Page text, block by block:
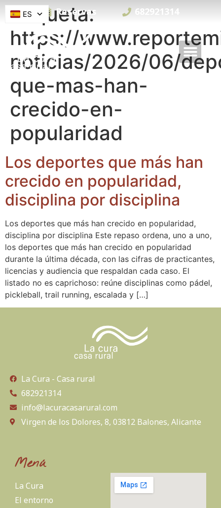
Reservas 682921314
Etiqueta:
https://
noticias/2026/06/
que-mas-han-
crecido-en-
popularidad
Los deportes que más han
crecido en popularidad,
disciplina por disciplina
Los deportes que más han crecido en popularidad,
disciplina por disciplina Este repaso ordena, uno a uno,
los deportes que más han crecido en popularidad
durante la última década, con las cifras de practicantes,
licencias y audiencia que respaldan cada caso. El
listado no es caprichoso: reúne disciplinas como pádel,
pickleball, trail running, escalada y […]
La Cura - Casa rural
682921314
info@lacuracasarural.com
Virgen de los Dolores, 8, 03812 Balones, Alicante
Menú
La Cura
El entorno
ES